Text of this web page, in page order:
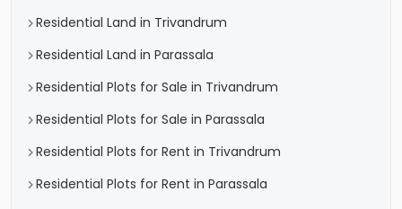
Residential Land in Trivandrum
Residential Land in Parassala
Residential Plots for Sale in Trivandrum
Residential Plots for Sale in Parassala
Residential Plots for Rent in Trivandrum
Residential Plots for Rent in Parassala